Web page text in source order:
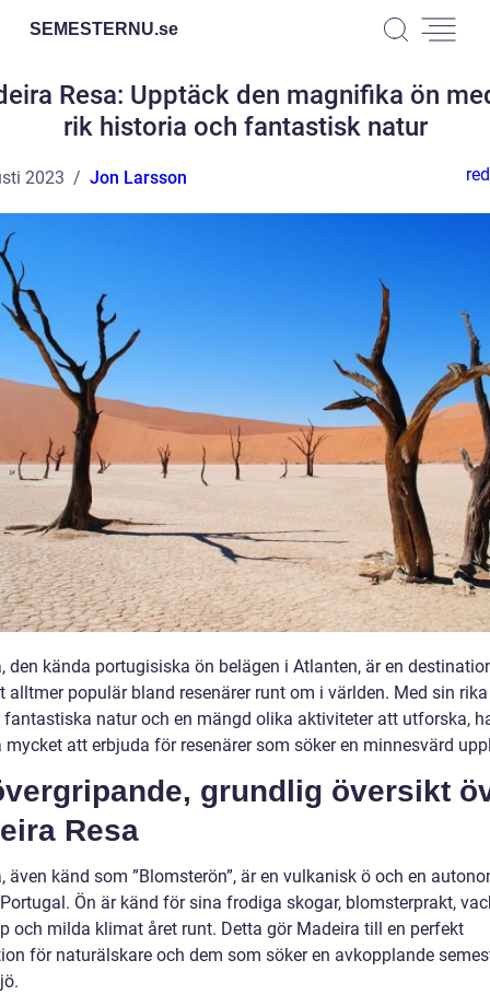
SEMESTERNU.se
Resa: Upptäck den magnifika ön
rik historia och fantastisk natur
2023 Jon Larsson
den kända portugisiska ön belägen i Atlanten, är en
alltmer populär bland resenärer runt om i världen. Med sin rika
fantastiska natur och en mängd olika aktiviteter att utforska,
mycket att erbjuda för resenärer som söker en minnesvärd
grundlig översikt
Resa
även känd som ”Blomsterön”, är en vulkanisk ö och en
Ön är känd för sina frodiga skogar, blomsterprakt,
och milda klimat året runt. Detta gör Madeira till en perfekt
för naturälskare och dem som söker en avkopplande